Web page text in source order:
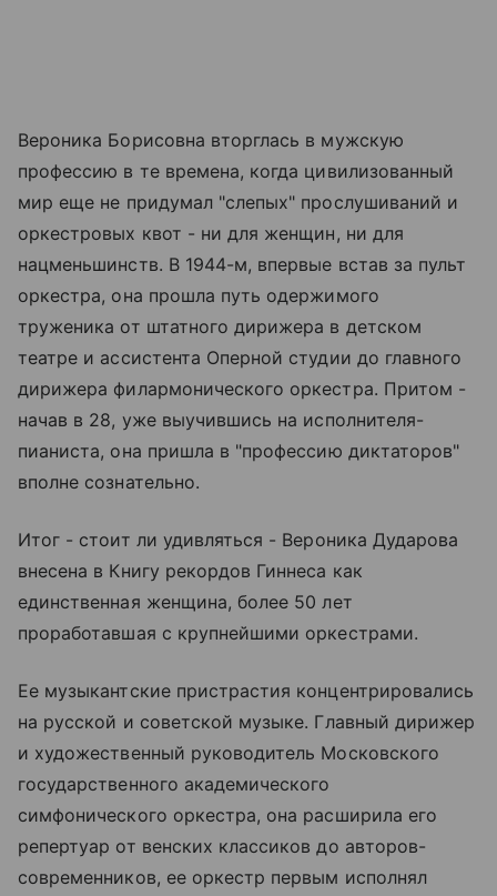
Вероника Борисовна вторглась в мужскую
профессию в те времена, когда цивилизованный
мир еще не придумал "слепых" прослушиваний и
оркестровых квот - ни для женщин, ни для
нацменьшинств. В 1944-м, впервые встав за пульт
оркестра, она прошла путь одержимого
труженика от штатного дирижера в детском
театре и ассистента Оперной студии до главного
дирижера филармонического оркестра. Притом -
начав в 28, уже выучившись на исполнителя-
пианиста, она пришла в "профессию диктаторов"
вполне сознательно.
Итог - стоит ли удивляться - Вероника Дударова
внесена в Книгу рекордов Гиннеса как
единственная женщина, более 50 лет
проработавшая с крупнейшими оркестрами.
Ее музыкантские пристрастия концентрировались
на русской и советской музыке. Главный дирижер
и художественный руководитель Московского
государственного академического
симфонического оркестра, она расширила его
репертуар от венских классиков до авторов-
современников, ее оркестр первым исполнял